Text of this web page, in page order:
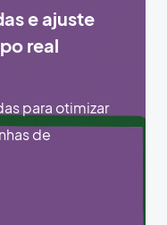
e ajuste
real
para otimizar
de